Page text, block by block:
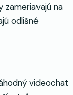
zameriavajú na
odlišné
videochat